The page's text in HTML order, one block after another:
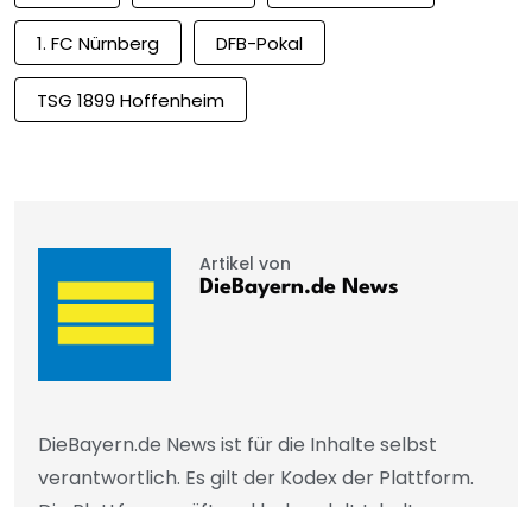
1. FC Nürnberg DFB-Pokal
TSG 1899 Hoffenheim
Artikel von
DieBayern.de News
DieBayern.de News ist für die Inhalte selbst
verantwortlich. Es gilt der Kodex der Plattform.